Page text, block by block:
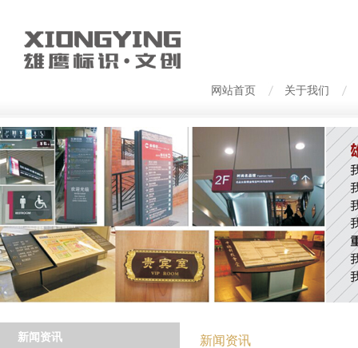
网站首页 关于我们
新闻资讯
新闻资讯